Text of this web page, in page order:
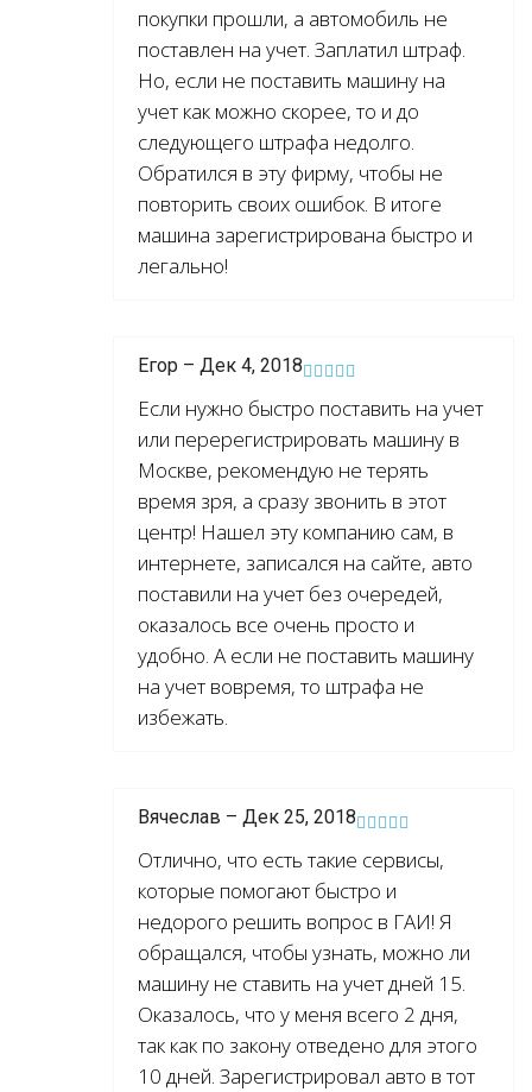
покупки прошли, а автомобиль не
поставлен на учет. Заплатил штраф.
Но, если не поставить машину на
учет как можно скорее, то и до
следующего штрафа недолго.
Обратился в эту фирму, чтобы не
повторить своих ошибок. В итоге
машина зарегистрирована быстро и
легально!
Егор – Дек 4, 2018
Если нужно быстро поставить на учет
или перерегистрировать машину в
Москве, рекомендую не терять
время зря, а сразу звонить в этот
центр! Нашел эту компанию сам, в
интернете, записался на сайте, авто
поставили на учет без очередей,
оказалось все очень просто и
удобно. А если не поставить машину
на учет вовремя, то штрафа не
избежать.
Вячеслав – Дек 25, 2018
Отлично, что есть такие сервисы,
которые помогают быстро и
недорого решить вопрос в ГАИ! Я
обращался, чтобы узнать, можно ли
машину не ставить на учет дней 15.
Оказалось, что у меня всего 2 дня,
так как по закону отведено для этого
10 дней. Зарегистрировал авто в тот